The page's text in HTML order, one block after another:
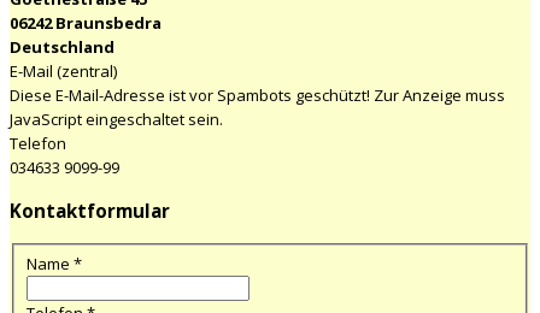
06242 Braunsbedra
Deutschland
E-Mail (zentral)
Diese E-Mail-Adresse ist vor Spambots geschützt! Zur Anzeige muss
JavaScript eingeschaltet sein.
Telefon
034633 9099-99
Kontaktformular
Name *